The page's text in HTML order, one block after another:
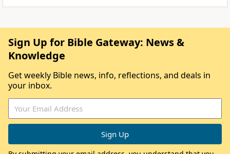
Sign Up for Bible Gateway: News &
Knowledge
Get weekly Bible news, info, reflections, and deals in
your inbox.